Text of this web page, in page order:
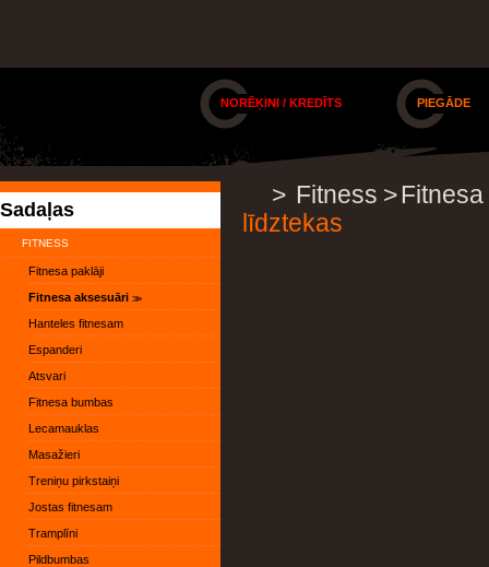
NORĒĶINI / KREDĪTS PIEGĀDE
Sadaļas
FITNESS
Fitnesa paklāji
Fitnesa aksesuāri
Hanteles fitnesam
Espanderi
Atsvari
Fitnesa bumbas
Lecamauklas
Masažieri
Treniņu pirkstaiņi
Jostas fitnesam
Tramplīni
Pildbumbas
> Fitness >
līdztekas